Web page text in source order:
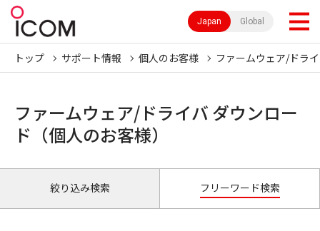
Japan Global
トップ サポート情報 個人のお客様 ファームウェア/ドラ
ファームウェア/ドライバ ダウンロー
ド（個人のお客様）
絞り込み検索 フリーワード検索